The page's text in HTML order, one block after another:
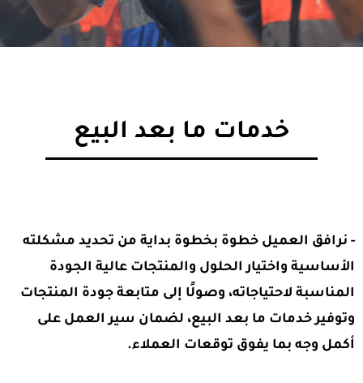
خدمات ما بعد البيع
- نرافق العميل خطوة بخطوة بداية من تحديد مشكلته
الأساسية واختيار الحلول والمنتجات عالية الجودة
المناسبة لاحتياجاته، وصولًا إلى متابعة جودة المنتجات
وتوفير خدمات ما بعد البيع، لضمان سير العمل على
أكمل وجه بما يفوق توقعات العملاء.